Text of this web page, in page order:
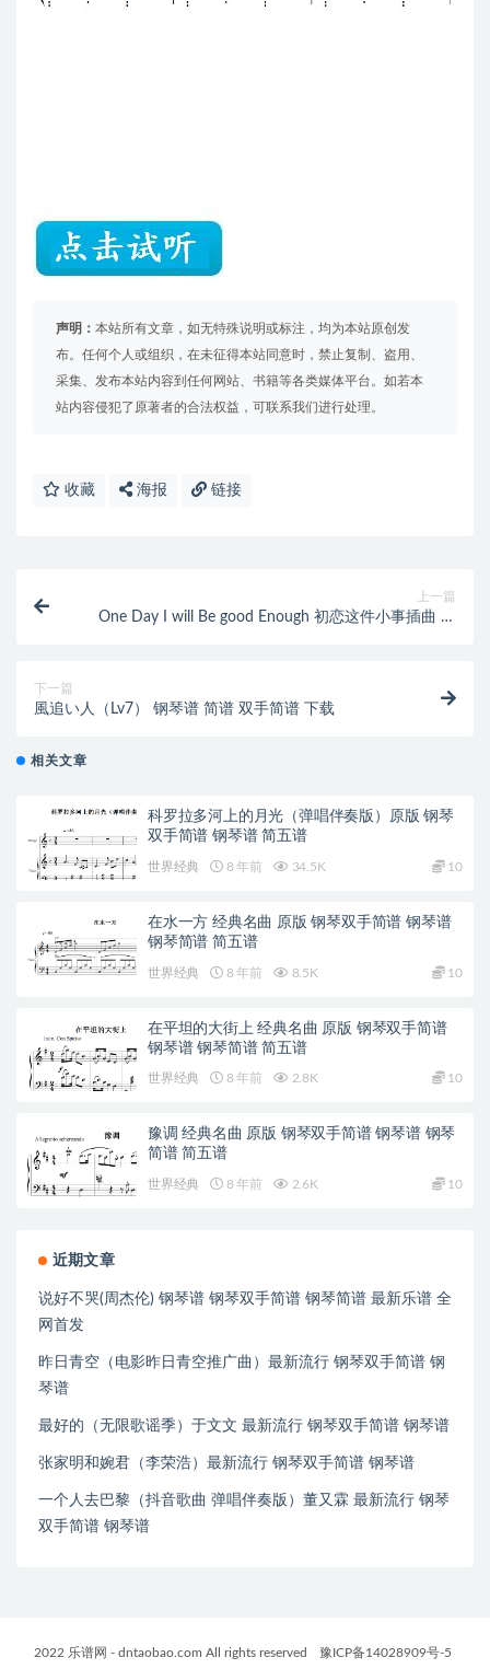
声明： 本站所有文章，如无特殊说明或标注，均为本站原创发
布。任何个人或组织，在未征得本站同意时，禁止复制、盗用、
采集、发布本站内容到任何网站、书籍等各类媒体平台。如若本
站内容侵犯了原著者的合法权益，可联系我们进行处理。
收藏 海报 链接
上一篇
One Day I will Be good Enough 初恋这件小事插曲 钢
下一篇
風追い人（Lv7） 钢琴谱 简谱 双手简谱 下载
相关文章
科罗拉多河上的月光（弹唱伴奏版）原版 钢琴
双手简谱 钢琴谱 简五谱
世界经典 8 年前 34.5K 10
在水一方 经典名曲 原版 钢琴双手简谱 钢琴谱
钢琴简谱 简五谱
世界经典 8 年前 8.5K 10
在平坦的大街上 经典名曲 原版 钢琴双手简谱
钢琴谱 钢琴简谱 简五谱
世界经典 8 年前 2.8K 10
豫调 经典名曲 原版 钢琴双手简谱 钢琴谱 钢琴
简谱 简五谱
世界经典 8 年前 2.6K 10
近期文章
说好不哭(周杰伦) 钢琴谱 钢琴双手简谱 钢琴简谱 最新乐谱 全
网首发
昨日青空（电影昨日青空推广曲）最新流行 钢琴双手简谱 钢
琴谱
最好的（无限歌谣季）于文文 最新流行 钢琴双手简谱 钢琴谱
张家明和婉君（李荣浩）最新流行 钢琴双手简谱 钢琴谱
一个人去巴黎（抖音歌曲 弹唱伴奏版）董又霖 最新流行 钢琴
双手简谱 钢琴谱
2022 乐谱网 - dntaobao.com All rights reserved 豫ICP备14028909号-5